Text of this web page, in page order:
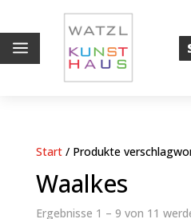
a
Start/ Produkte
Waalkes
Ergebnisse 1 – 9 von 11